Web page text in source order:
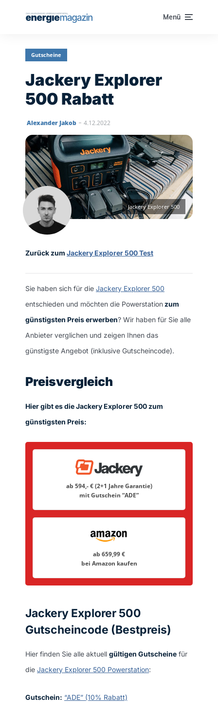
Menü
Gutscheine
Jackery Explorer
500 Rabatt
Alexander Jakob 4.12.2022
Jackery Explorer 500
Zurück zum Jackery Explorer 500 Test
Sie haben sich für die Jackery Explorer 500
entschieden und möchten die Powerstation zum
günstigsten Preis erwerben? Wir haben für Sie alle
Anbieter verglichen und zeigen Ihnen das
günstigste Angebot (inklusive Gutscheincode).
Preisvergleich
Hier gibt es die Jackery Explorer 500 zum
günstigsten Preis:
ab 594,- € (2+1 Jahre Garantie)
mit Gutschein “ADE”
ab 659,99 €
bei Amazon kaufen
Jackery Explorer 500
Gutscheincode (Bestpreis)
Hier finden Sie alle aktuell gültigen Gutscheine für
die Jackery Explorer 500 Powerstation:
Gutschein: “ADE” (10% Rabatt)